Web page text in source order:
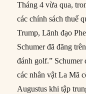
Tháng 4 vừa qua,
các chính sách thuế
Trump, Lãnh đạo
Schumer đã đăng
đánh golf.” Schumer
các nhân vật La Mã
Augustus khi tập